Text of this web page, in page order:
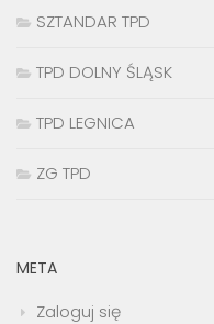
SZTANDAR TPD
TPD DOLNY ŚLĄSK
TPD LEGNICA
ZG TPD
META
Zaloguj się